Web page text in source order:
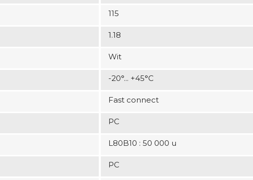
115
1.18
Wit
-20°... +45°C
Fast connect
PC
L80B10 : 50 000 u
PC